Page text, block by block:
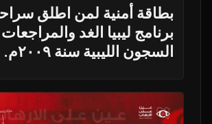
بطاقة أمنية لمن اطلق
برنامج ليبيا الغد
السجون الليبية سنة ٢٠٠٩م.